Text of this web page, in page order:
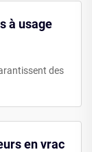
à usage
des
en vrac